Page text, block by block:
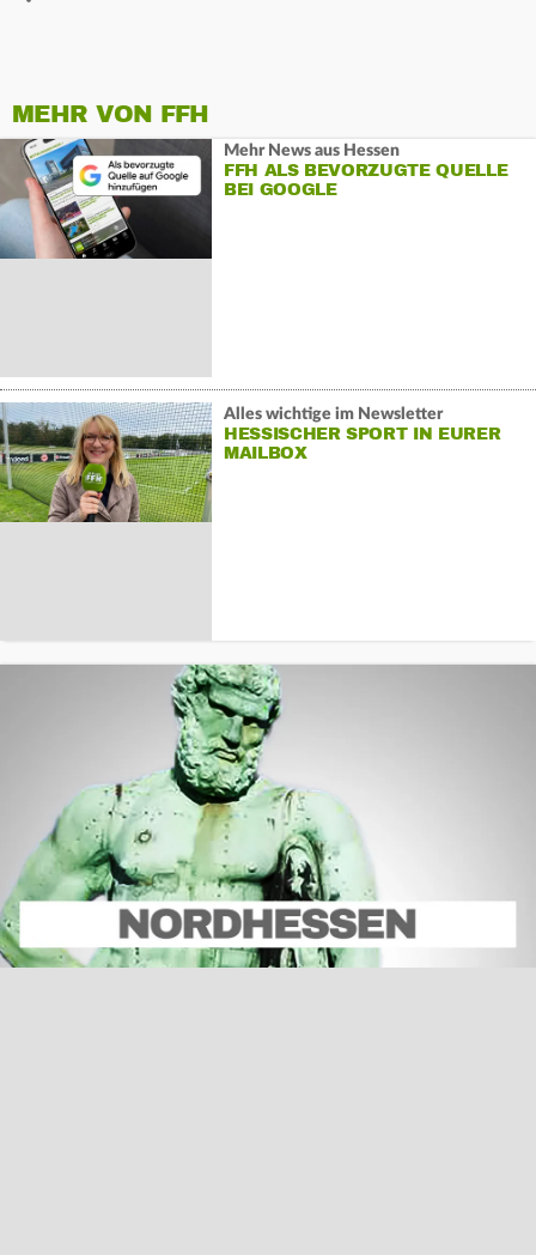
MEHR VON FFH
Mehr News aus Hessen
FFH ALS BEVORZUGTE QUELLE
BEI GOOGLE
Alles wichtige im Newsletter
HESSISCHER SPORT IN EURER
MAILBOX